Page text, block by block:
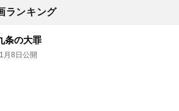
ランキング
条の大罪
月8日公開